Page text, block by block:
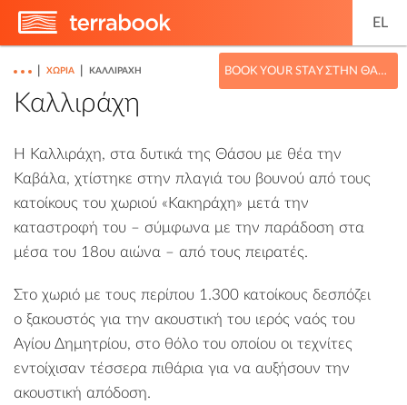
EL
BOOK YOUR STAY ΣΤΗΝ ΘΆΣΟ
ΧΩΡΙΆ ΚΑΛΛΙΡΆΧΗ
Καλλιράχη
Η Καλλιράχη, στα δυτικά της Θάσου με θέα την
Καβάλα, χτίστηκε στην πλαγιά του βουνού από τους
κατοίκους του χωριού «Κακηράχη» μετά την
καταστροφή του – σύμφωνα με την παράδοση στα
μέσα του 18ου αιώνα – από τους πειρατές.
Στο χωριό με τους περίπου 1.300 κατοίκους δεσπόζει
ο ξακουστός για την ακουστική του ιερός ναός του
Αγίου Δημητρίου, στο θόλο του οποίου οι τεχνίτες
εντοίχισαν τέσσερα πιθάρια για να αυξήσουν την
ακουστική απόδοση.